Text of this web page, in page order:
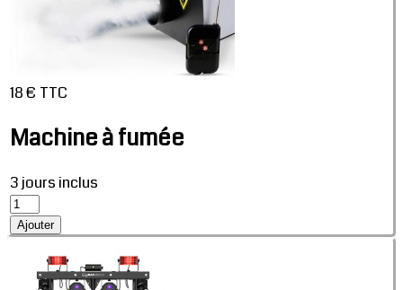
18 € TTC
Machine à fumée
3 jours inclus